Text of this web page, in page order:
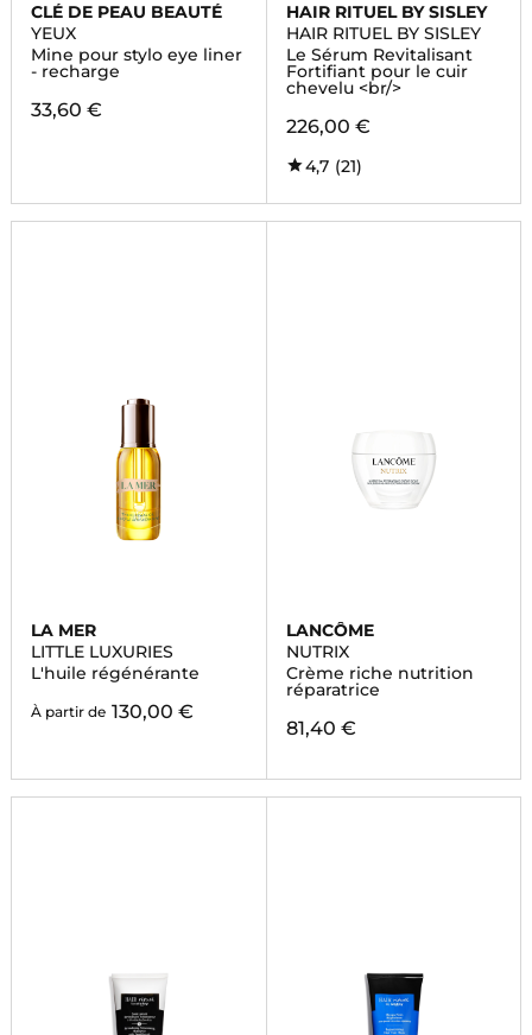
CLÉ DE PEAU BEAUTÉ
YEUX
Mine pour stylo eye liner
- recharge
33,60 €
HAIR RITUEL BY SISLEY
HAIR RITUEL BY SISLEY
Le Sérum Revitalisant
Fortifiant pour le cuir
chevelu <br/>
226,00 €
4,7 (21)
LA MER
LITTLE LUXURIES
L'huile régénérante
À partir de 130,00 €
LANCÔME
NUTRIX
Crème riche nutrition
réparatrice
81,40 €